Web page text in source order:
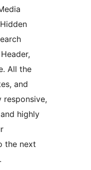
All the
and
responsive,
highly
the next